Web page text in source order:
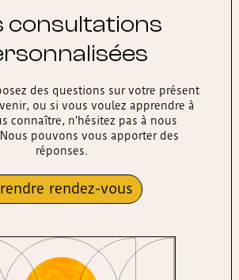
consultations
des questions sur votre présent
ou si vous voulez apprendre à
connaître, n'hésitez pas à nous
pouvons vous apporter des
réponses.
rendez-vous